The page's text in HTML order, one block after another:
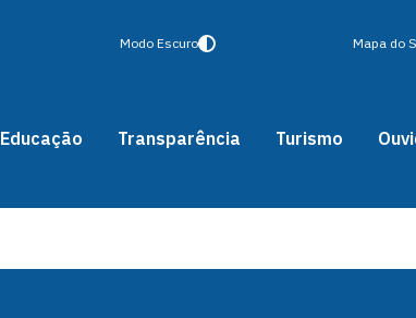
Modo Escuro Mapa do
Educação Transparência Turismo